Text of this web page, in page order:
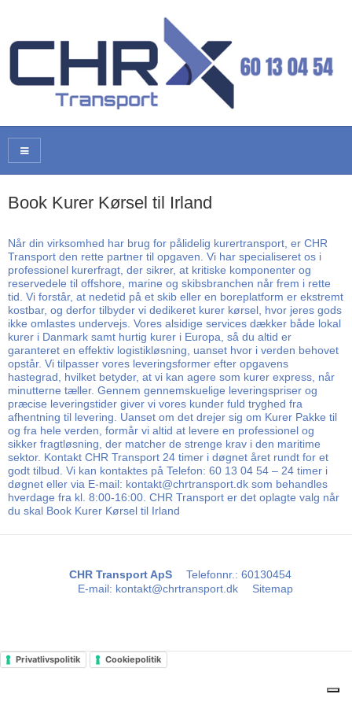
Book Kurer Kørsel til Irland
Når din virksomhed har brug for pålidelig kurertransport, er CHR
Transport den rette partner til opgaven. Vi har specialiseret os i
professionel kurerfragt, der sikrer, at kritiske komponenter og
reservedele til offshore, marine og skibsbranchen når frem i rette
tid. Vi forstår, at nedetid på et skib eller en boreplatform er ekstremt
kostbar, og derfor tilbyder vi dedikeret kurer kørsel, hvor jeres gods
ikke omlastes undervejs. Vores alsidige services dækker både lokal
kurer i Danmark samt hurtig kurer i Europa, så du altid er
garanteret en effektiv logistikløsning, uanset hvor i verden behovet
opstår. Vi tilpasser vores leveringsformer efter opgavens
hastegrad, hvilket betyder, at vi kan agere som kurer express, når
minutterne tæller. Gennem gennemskuelige leveringspriser og
præcise leveringstider giver vi vores kunder fuld tryghed fra
afhentning til levering. Uanset om det drejer sig om Kurer Pakke til
og fra hele verden, formår vi altid at levere en professionel og
sikker fragtløsning, der matcher de strenge krav i den maritime
sektor. Kontakt CHR Transport 24 timer i døgnet året rundt for et
godt tilbud. Vi kan kontaktes på Telefon: 60 13 04 54 – 24 timer i
døgnet eller via E-mail: kontakt@chrtransport.dk som behandles
hverdage fra kl. 8:00-16:00. CHR Transport er det oplagte valg når
du skal Book Kurer Kørsel til Irland
CHR Transport ApS Telefonnr.: 60130454
E-mail: kontakt@chrtransport.dk Sitemap
Privatlivspolitik Cookiepolitik